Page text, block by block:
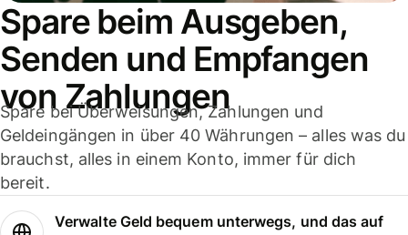
Spare beim Ausgeben,
Senden und Empfangen
von Zahlungen
Spare bei Überweisungen, Zahlungen und
Geldeingängen in über 40 Währungen – alles was du
brauchst, alles in einem Konto, immer für dich
bereit.
Verwalte Geld bequem unterwegs, und das auf